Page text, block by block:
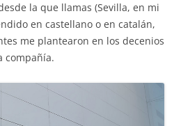
la que llamas (Sevilla, en mi
en castellano o en catalán,
me plantearon en los decenios
compañía.